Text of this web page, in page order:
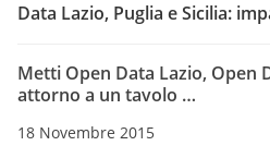
Data Lazio, Puglia e Sicilia:
Metti Open Data Lazio, Open
attorno a un tavolo …
18 Novembre 2015